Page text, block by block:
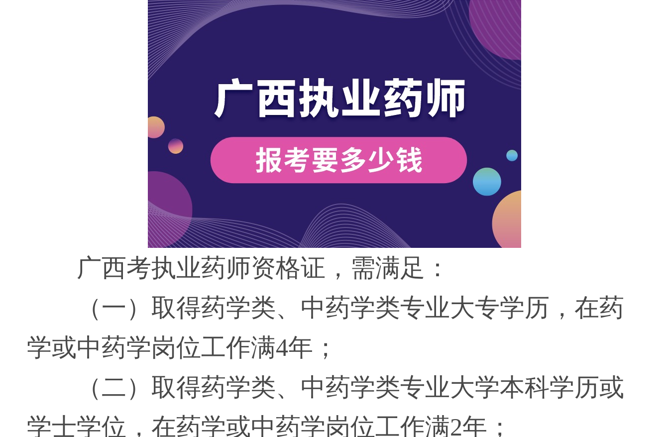
广西考执业药师资格证，需满足：
（一）取得药学类、中药学类专业大专学历，在药
学或中药学岗位工作满4年；
（二）取得药学类、中药学类专业大学本科学历或
学士学位，在药学或中药学岗位工作满2年；